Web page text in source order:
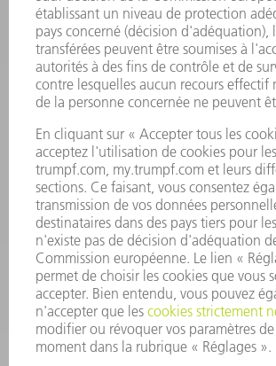
INFORMATION
Foire aux questions
Termes et conditions
CONTACT
01 48 17 37 73
Lun - Jeu 08:00h - 16:30h
Ven 08:00h - 12:30h
outillages@fr.TRUMPF.com
CONTACT
Pièces Détachées
01 48 17 37 57
Lun – Ven 8:30h - 17:30h
pieces.detachees@trumpf.com